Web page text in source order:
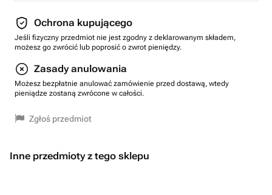
Ochrona kupującego
Jeśli fizyczny przedmiot nie jest zgodny z deklarowanym składem,
możesz go zwrócić lub poprosić o zwrot pieniędzy.
Zasady anulowania
Możesz bezpłatnie anulować zamówienie przed dostawą, wtedy
pieniądze zostaną zwrócone w całości.
Zgłoś przedmiot
Inne przedmioty z tego sklepu